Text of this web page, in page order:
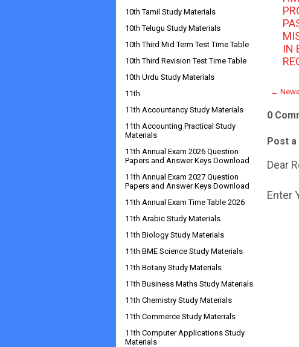
IN
←
0
Post a
Dear
Enter
10th Tamil Study Materials
10th Telugu Study Materials
10th Third Mid Term Test Time Table
10th Third Revision Test Time Table
10th Urdu Study Materials
11th
11th Accountancy Study Materials
11th Accounting Practical Study
Materials
11th Annual Exam 2026 Question
Papers and Answer Keys Download
11th Annual Exam 2027 Question
Papers and Answer Keys Download
11th Annual Exam Time Table 2026
11th Arabic Study Materials
11th Biology Study Materials
11th BME Science Study Materials
11th Botany Study Materials
11th Business Maths Study Materials
11th Chemistry Study Materials
11th Commerce Study Materials
11th Computer Applications Study
Materials